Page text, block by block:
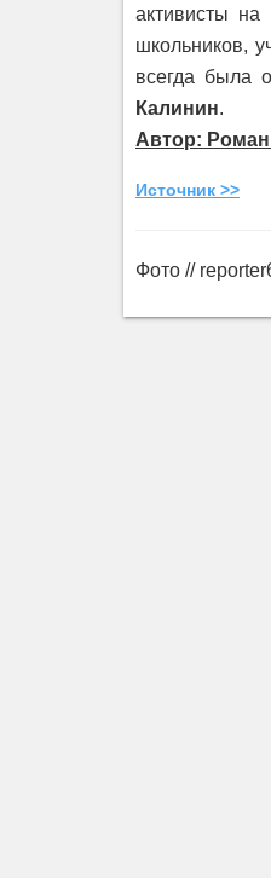
активисты на
школьников,
всегда была
Калинин.
Автор:
Источник >>
Фото //